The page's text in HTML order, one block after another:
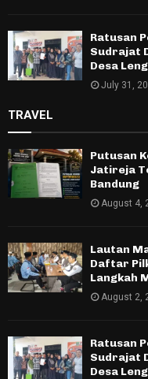
Ratusan
Sudrajat
Desa
July 31,
TRAVEL
Putusan
Jatireja
Bandung
August 4,
Lautan
Daftar
Langkah
August 2,
Ratusan
Sudrajat
Desa